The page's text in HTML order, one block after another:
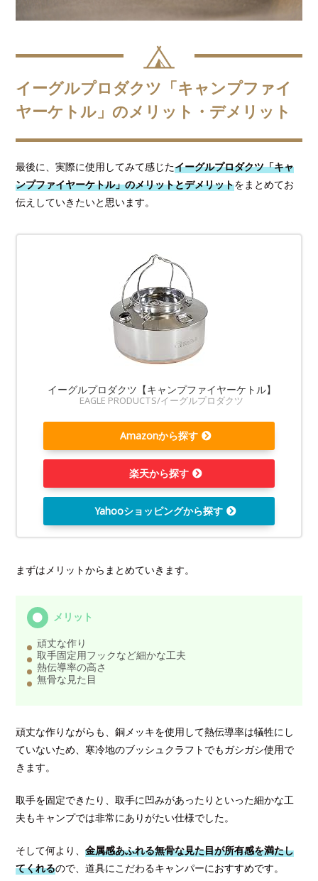
イーグルプロダクツ「キャンプファイ
ヤーケトル」のメリット・デメリット
最後に、実際に使用してみて感じたイーグルプロダクツ「キャ
ンプファイヤーケトル」のメリットとデメリットをまとめてお
伝えしていきたいと思います。
イーグルプロダクツ【キャンプファイヤーケトル】
EAGLE PRODUCTS/イーグルプロダクツ
Amazonから探す
楽天から探す
Yahooショッピングから探す
まずはメリットからまとめていきます。
メリット
頑丈な作り
取手固定用フックなど細かな工夫
熱伝導率の高さ
無骨な見た目
頑丈な作りながらも、銅メッキを使用して熱伝導率は犠牲にし
ていないため、寒冷地のブッシュクラフトでもガシガシ使用で
きます。
取手を固定できたり、取手に凹みがあったりといった細かな工
夫もキャンプでは非常にありがたい仕様でした。
そして何より、金属感あふれる無骨な見た目が所有感を満たし
てくれるので、道具にこだわるキャンパーにおすすめです。